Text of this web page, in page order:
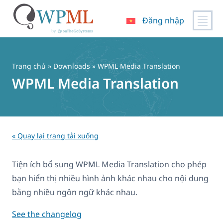
Đăng nhập
Trang chủ » Downloads » WPML Media Translation
WPML Media Translation
« Quay lại trang tải xuống
Tiện ích bổ sung WPML Media Translation cho phép
bạn hiển thị nhiều hình ảnh khác nhau cho nội dung
bằng nhiều ngôn ngữ khác nhau.
See the changelog